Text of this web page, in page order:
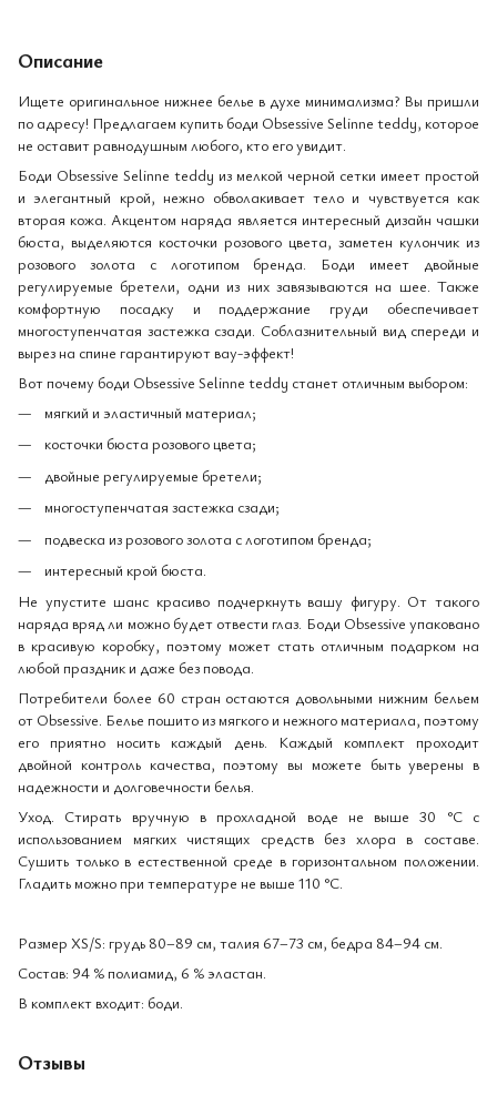
Описание
Ищете оригинальное нижнее белье в духе минимализма? Вы пришли
по адресу! Предлагаем купить боди Obsessive Selinne teddy, которое
не оставит равнодушным любого, кто его увидит.
Боди Obsessive Selinne teddy из мелкой черной сетки имеет простой
и элегантный крой, нежно обволакивает тело и чувствуется как
вторая кожа. Акцентом наряда является интересный дизайн чашки
бюста, выделяются косточки розового цвета, заметен кулончик из
розового золота с логотипом бренда. Боди имеет двойные
регулируемые бретели, одни из них завязываются на шее. Также
комфортную посадку и поддержание груди обеспечивает
многоступенчатая застежка сзади. Соблазнительный вид спереди и
вырез на спине гарантируют вау-эффект!
Вот почему боди Obsessive Selinne teddy станет отличным выбором:
мягкий и эластичный материал;
косточки бюста розового цвета;
двойные регулируемые бретели;
многоступенчатая застежка сзади;
подвеска из розового золота с логотипом бренда;
интересный крой бюста.
Не упустите шанс красиво подчеркнуть вашу фигуру. От такого
наряда вряд ли можно будет отвести глаз. Боди Obsessive упаковано
в красивую коробку, поэтому может стать отличным подарком на
любой праздник и даже без повода.
Потребители более 60 стран остаются довольными нижним бельем
от Obsessive. Белье пошито из мягкого и нежного материала, поэтому
его приятно носить каждый день. Каждый комплект проходит
двойной контроль качества, поэтому вы можете быть уверены в
надежности и долговечности белья.
Уход. Стирать вручную в прохладной воде не выше 30 °C с
использованием мягких чистящих средств без хлора в составе.
Сушить только в естественной среде в горизонтальном положении.
Гладить можно при температуре не выше 110 °C.
Размер XS/S: грудь 80–89 см, талия 67–73 см, бедра 84–94 см.
Состав: 94 % полиамид, 6 % эластан.
В комплект входит: боди.
Отзывы